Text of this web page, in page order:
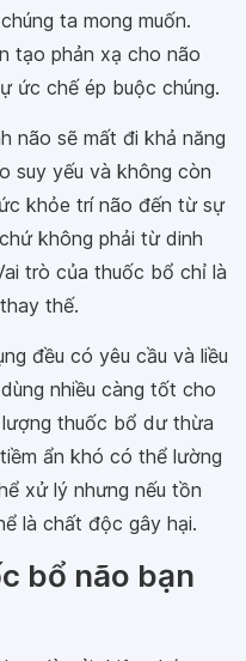
ta mong muốn.
tạo phản xạ cho não
ức chế ép buộc chúng.
não sẽ mất đi khả năng
suy yếu và không còn
khỏe trí não đến từ sự
không phải từ dinh
trò của thuốc bổ chỉ là
thế.
đều có yêu cầu và liều
nhiều càng tốt cho
thuốc bổ dư thừa
ẩn khó có thể lường
xử lý nhưng nếu tồn
là chất độc gây hại.
bổ não bạn